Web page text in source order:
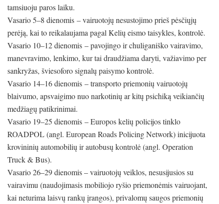
tamsiuoju paros laiku.
Vasario 5–8 dienomis – vairuotojų nesustojimo prieš pėsčiųjų
perėją, kai to reikalaujama pagal Kelių eismo taisykles, kontrolė.
Vasario 10–12 dienomis – pavojingo ir chuliganiško vairavimo,
manevravimo, lenkimo, kur tai draudžiama daryti, važiavimo per
sankryžas, šviesoforo signalų paisymo kontrolė.
Vasario 14–16 dienomis – transporto priemonių vairuotojų
blaivumo, apsvaigimo nuo narkotinių ar kitų psichiką veikiančių
medžiagų patikrinimai.
Vasario 19–25 dienomis – Europos kelių policijos tinklo
ROADPOL (angl. European Roads Policing Network) inicijuota
krovininių automobilių ir autobusų kontrolė (angl. Operation
Truck & Bus).
Vasario 26–29 dienomis – vairuotojų veiklos, nesusijusios su
vairavimu (naudojimasis mobiliojo ryšio priemonėmis vairuojant,
kai neturima laisvų rankų įrangos), privalomų saugos priemonių